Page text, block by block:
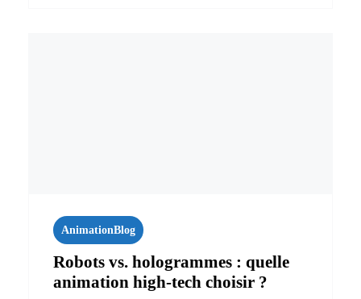
AnimationBlog
Robots vs. hologrammes : quelle
animation high-tech choisir ?